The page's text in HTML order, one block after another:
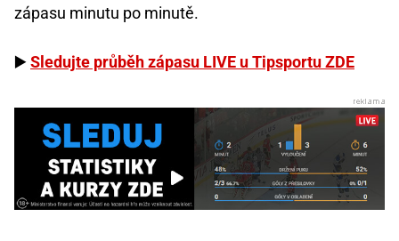
zápasu minutu po minutě.
▶️Sledujte průběh zápasu LIVE u Tipsportu ZDE